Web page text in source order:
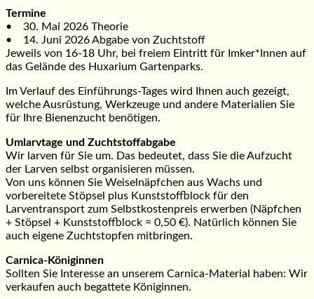
Termine
• 30. Mai 2026 Theorie
• 14. Juni 2026 Abgabe von Zuchtstoff
Jeweils von 16-18 Uhr, bei freiem Eintritt für Imker*Innen auf
das Gelände des Huxarium Gartenparks.
Im Verlauf des Einführungs-Tages wird Ihnen auch gezeigt,
welche Ausrüstung, Werkzeuge und andere Materialien Sie
für Ihre Bienenzucht benötigen.
Umlarvtage und Zuchtstoffabgabe
Wir larven für Sie um. Das bedeutet, dass Sie die Aufzucht
der Larven selbst organisieren müssen.
Von uns können Sie Weiselnäpfchen aus Wachs und
vorbereitete Stöpsel plus Kunststoffblock für den
Larventransport zum Selbstkostenpreis erwerben (Näpfchen
+ Stöpsel + Kunststoffblock = 0,50 €). Natürlich können Sie
auch eigene Zuchtstopfen mitbringen.
Carnica-Königinnen
Sollten Sie Interesse an unserem Carnica-Material haben: Wir
verkaufen auch begattete Königinnen.